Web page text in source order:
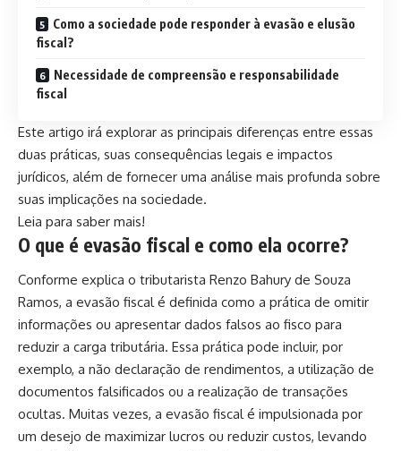
Como a sociedade pode responder à evasão e elusão
fiscal?
Necessidade de compreensão e responsabilidade
fiscal
Este artigo irá explorar as principais diferenças entre essas
duas práticas, suas consequências legais e impactos
jurídicos, além de fornecer uma análise mais profunda sobre
suas implicações na sociedade.
Leia para saber mais!
O que é evasão fiscal e como ela ocorre?
Conforme explica o tributarista Renzo Bahury de Souza
Ramos, a evasão fiscal é definida como a prática de omitir
informações ou apresentar dados falsos ao fisco para
reduzir a carga tributária. Essa prática pode incluir, por
exemplo, a não declaração de rendimentos, a utilização de
documentos falsificados ou a realização de transações
ocultas. Muitas vezes, a evasão fiscal é impulsionada por
um desejo de maximizar lucros ou reduzir custos, levando